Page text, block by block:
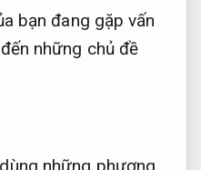
bạn đang gặp vấn
những chủ đề
những phương